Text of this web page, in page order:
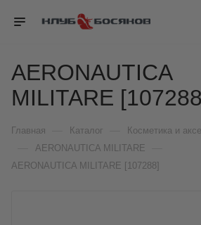
AERONAUTICA
MILITARE
Главная Каталог Косметика и
AERONAUTICA MILITARE
AERONAUTICA MILITARE [107288]